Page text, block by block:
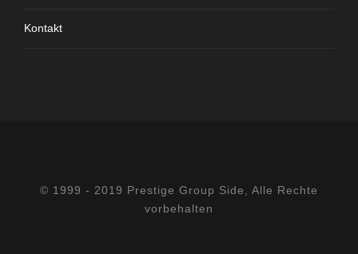
Kontakt
© 1999 - 2019 Prestige Group Side, Alle Rechte
vorbehalten